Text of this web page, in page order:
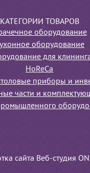
КАТЕГОРИИ ТОВАРОВ
оборудование
оборудование
для
HoReCa
приборы и
части и
сайта Веб-студия